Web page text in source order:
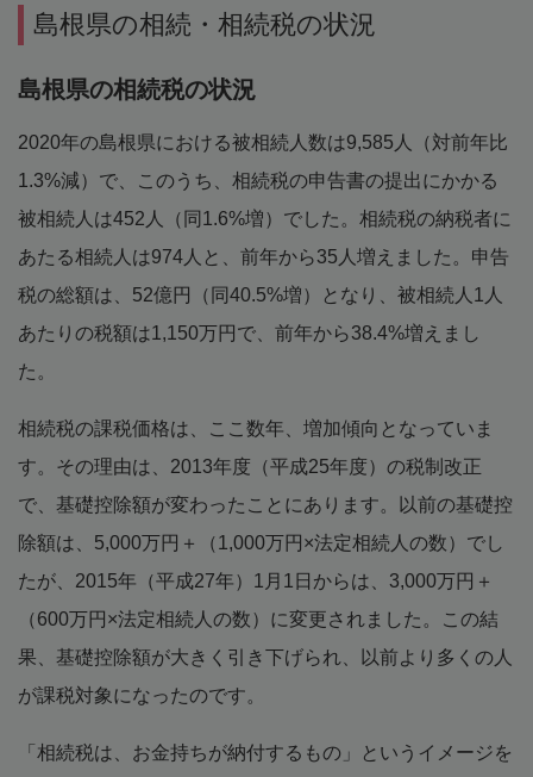
島根県の相続・相続税の状況
島根県の相続税の状況
2020年の島根県における被相続人数は9,585人（対前年比
1.3%減）で、このうち、相続税の申告書の提出にかかる
被相続人は452人（同1.6%増）でした。相続税の納税者に
あたる相続人は974人と、前年から35人増えました。申告
税の総額は、52億円（同40.5%増）となり、被相続人1人
あたりの税額は1,150万円で、前年から38.4%増えまし
た。
相続税の課税価格は、ここ数年、増加傾向となっていま
す。その理由は、2013年度（平成25年度）の税制改正
で、基礎控除額が変わったことにあります。以前の基礎控
除額は、5,000万円＋（1,000万円×法定相続人の数）でし
たが、2015年（平成27年）1月1日からは、3,000万円＋
（600万円×法定相続人の数）に変更されました。この結
果、基礎控除額が大きく引き下げられ、以前より多くの人
が課税対象になったのです。
「相続税は、お金持ちが納付するもの」というイメージを